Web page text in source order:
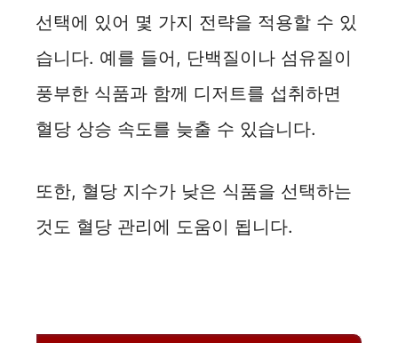
선택에 있어 몇 가지 전략을 적용할 수 있
습니다. 예를 들어, 단백질이나 섬유질이
풍부한 식품과 함께 디저트를 섭취하면
혈당 상승 속도를 늦출 수 있습니다.
또한, 혈당 지수가 낮은 식품을 선택하는
것도 혈당 관리에 도움이 됩니다.